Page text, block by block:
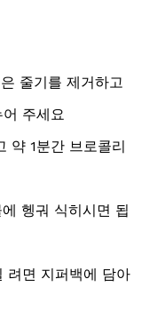
줄기를 제거하고
주세요
약 1분간 브로콜리
헹궈 식히시면 됩
려면 지퍼백에 담아